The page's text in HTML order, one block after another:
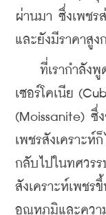
ผ่านมา ซึ่งเพชร
และยังมีราคาสูง
ที่เรากำลังพูด
เซอร์โคเนีย
(Moissanite) ซึ่
เพชรสังเคราะห์
กลับไปในทศวร
สังเคราะห์เพชร
อุณหภูมิและควา